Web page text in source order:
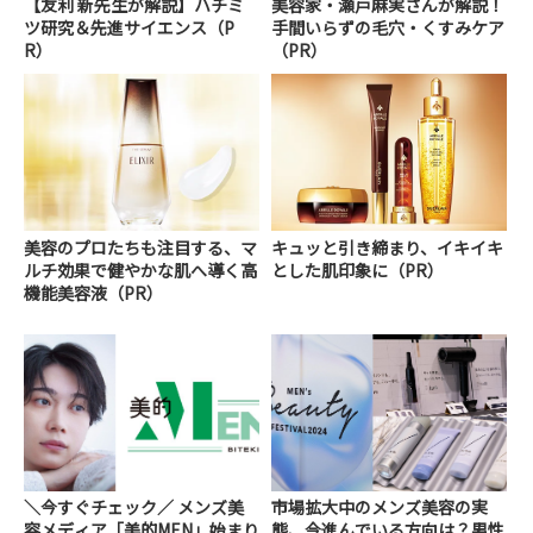
【友利 新先生が解説】ハチミ
ツ研究＆先進サイエンス（P
R）
美容家・瀬戸麻実さんが解説！
手間いらずの毛穴・くすみケア
（PR）
美容のプロたちも注目する、マ
ルチ効果で健やかな肌へ導く高
機能美容液（PR）
キュッと引き締まり、イキイキ
とした肌印象に（PR）
＼今すぐチェック／ メンズ美
市場拡大中のメンズ美容の実